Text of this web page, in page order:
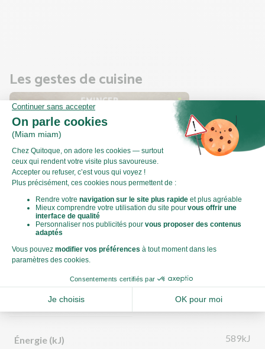
Les gestes de cuisine
Comment préparer et émincer le
poivron ?
Valeurs nutritionnelles
Par personne Pour 100g
Énergie (kJ) 589kJ